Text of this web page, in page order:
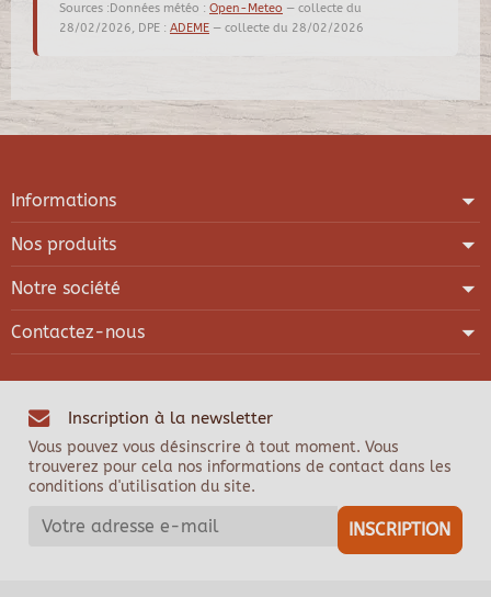
Sources :Données météo : Open-Meteo — collecte du
28/02/2026, DPE : ADEME — collecte du 28/02/2026
Informations
Nos produits
Notre société
Contactez-nous
Inscription à la newsletter
Vous pouvez vous désinscrire à tout moment. Vous
trouverez pour cela nos informations de contact dans les
conditions d'utilisation du site.